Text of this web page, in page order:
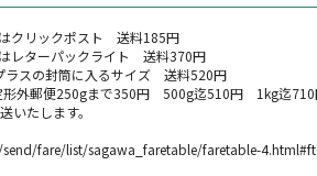
クリックポスト 送料185円
レターパックライト 送料370円
ラスの封筒に入るサイズ 送料520円
形外郵便250gまで350円 500g迄510円 1kg迄
いたします。
fare/list/sagawa_faretable/faretable-